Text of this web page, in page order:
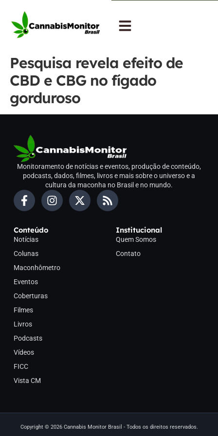
Pesquisa revela efeito de
CBD e CBG no fígado
gorduroso
Monitoramento de notícias e eventos, produção de conteúdo,
podcasts, dados, filmes, livros e mais sobre o universo e a
cultura da maconha no Brasil e no mundo.
Conteúdo
Notícias
Colunas
Maconhômetro
Eventos
Coberturas
Filmes
Livros
Podcasts
Vídeos
FICC
Vista CM
Institucional
Quem Somos
Contato
Copyright © 2026 Cannabis Monitor Brasil - Todos os direitos reservados.